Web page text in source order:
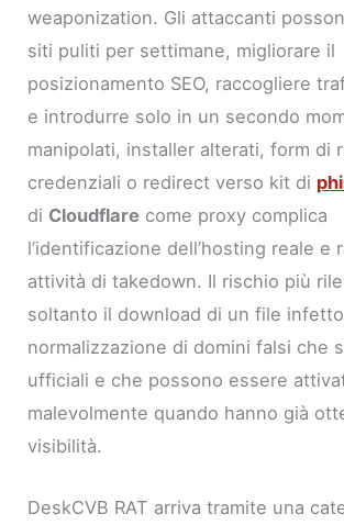
weaponization. Gli attaccanti
siti puliti per settimane, migliorare il
posizionamento SEO, raccogliere
e introdurre solo in un secondo
manipolati, installer alterati, form di
credenziali o redirect verso kit di
di Cloudflare come proxy complica
l’identificazione dell’hosting reale e
attività di takedown. Il rischio più
soltanto il download di un file
normalizzazione di domini falsi che
ufficiali e che possono essere
malevolmente quando hanno già
visibilità.
DeskCVB RAT arriva tramite una